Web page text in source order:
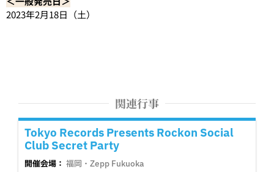
2023年2月18日（土）
関連行事
Tokyo Records Presents Rockon Social
Club Secret Party
開催会場： 福岡・Zepp Fukuoka